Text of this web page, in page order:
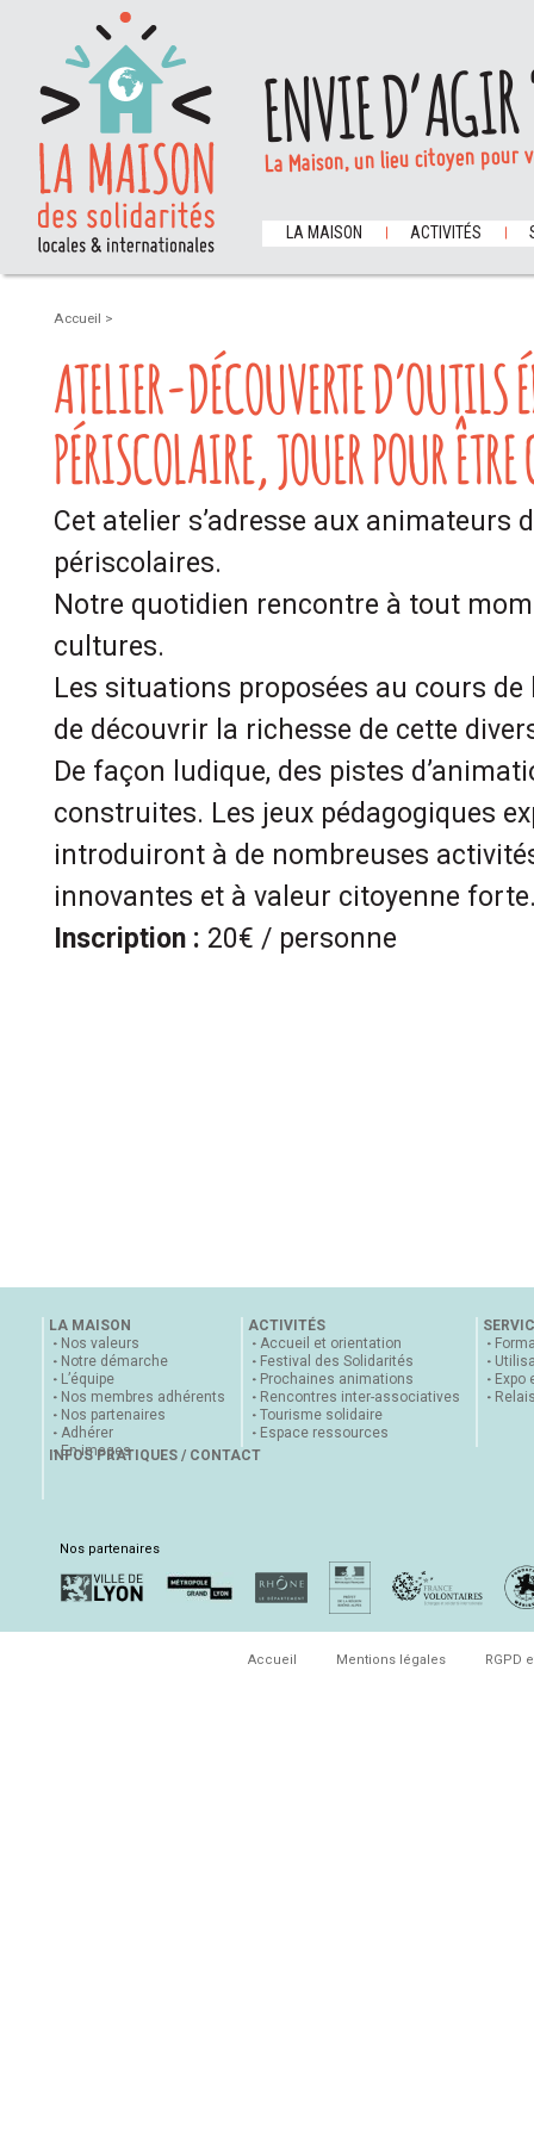
ENVIE
La Maison, un lieu citoyen
LA MAISON ACTIVITÉS
Accueil >
ATELIER-DÉCOUVERTE
PÉRISCOLAIRE, JOUER POUR
Cet atelier s’adresse aux animateurs
périscolaires.
Notre quotidien rencontre à tout
cultures.
Les situations proposées au cours
de découvrir la richesse de cette
De façon ludique, des pistes
construites. Les jeux pédagogiques
introduiront à de nombreuses
innovantes et à valeur citoyenne
Inscription : 20€ / personne
LA MAISON
Nos valeurs
Notre démarche
L’équipe
Nos membres adhérents
Nos partenaires
Adhérer
En images
ACTIVITÉS
Accueil et orientation
Festival des Solidarités
Prochaines animations
Rencontres inter-associatives
Tourisme solidaire
Espace ressources
Expo
INFOS PRATIQUES / CONTACT
Nos partenaires
Accueil Mentions légales RGPD